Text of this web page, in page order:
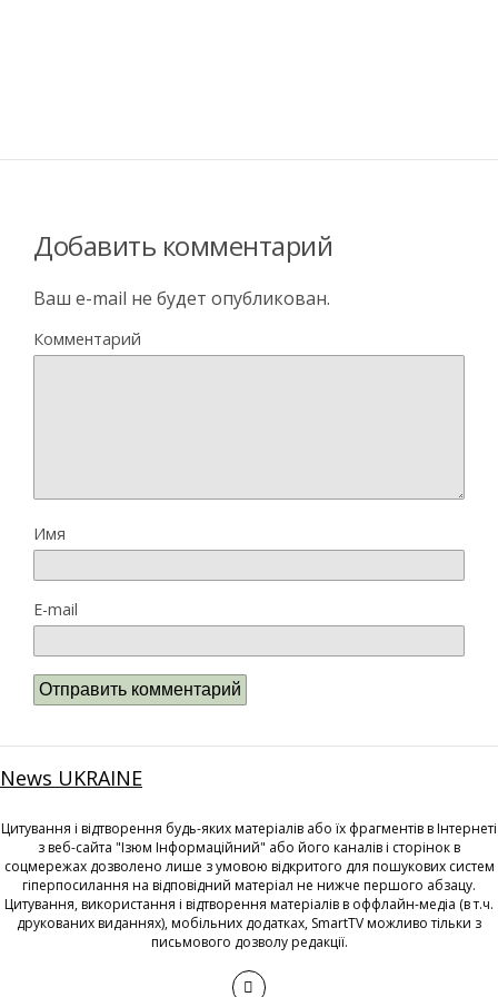
Добавить комментарий
Ваш e-mail не будет опубликован.
Комментарий
Имя
E-mail
News UKRAINE
Цитування і відтворення будь-яких матеріалів або їх фрагментів в Інтернеті
з веб-сайта "Ізюм Інформаційний" або його каналів і сторінок в
соцмережах дозволено лише з умовою відкритого для пошукових систем
гіперпосилання на відповідний матеріал не нижче першого абзацу.
Цитування, використання і відтворення матеріалів в оффлайн-медіа (в т.ч.
друкованих виданнях), мобільних додатках, SmartTV можливо тільки з
письмового дозволу редакції.